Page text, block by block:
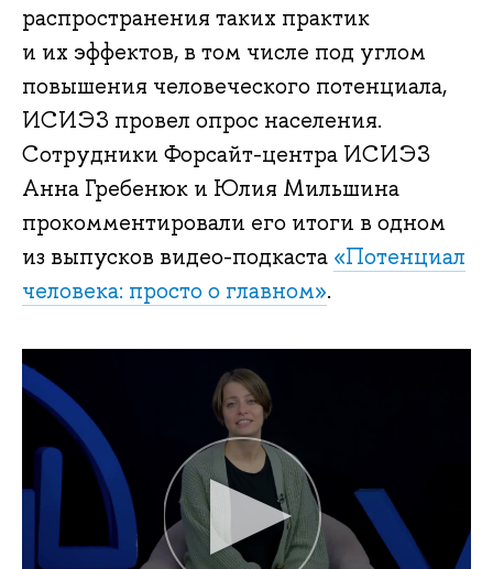
распространения таких практик
и их эффектов, в том числе под углом
повышения человеческого потенциала,
ИСИЭЗ провел опрос населения.
Сотрудники Форсайт-центра ИСИЭЗ
Анна Гребенюк и Юлия Мильшина
прокомментировали его итоги в одном
из выпусков видео-подкаста «Потенциал
человека: просто о главном».